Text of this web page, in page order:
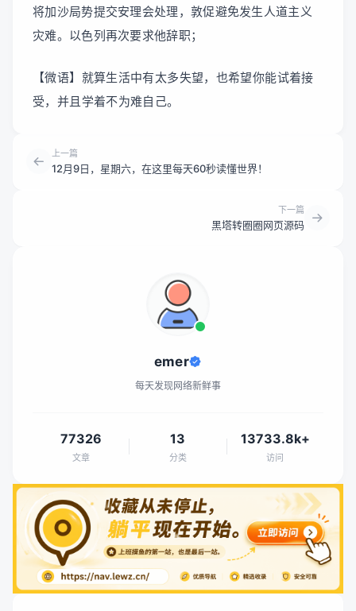
将加沙局势提交安理会处理，敦促避免发生人道主义
灾难。以色列再次要求他辞职；
【微语】就算生活中有太多失望，也希望你能试着接
受，并且学着不为难自己。
上一篇
12月9日，星期六，在这里每天60秒读懂世界！
下一篇
黑塔转圈圈网页源码
emer
每天发现网络新鲜事
77326
文章
13
分类
13733.8k+
访问